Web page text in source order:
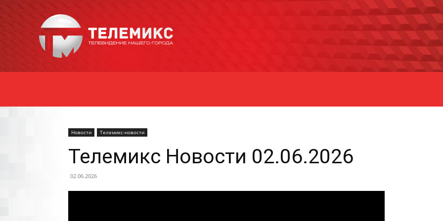
Уссурийска
Новости Телемикс-новости
Телемикс Новости 02.06.2026
02.06.2026